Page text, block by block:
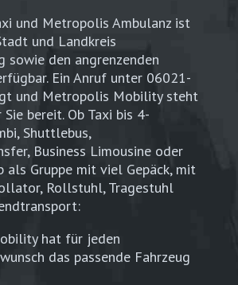
und Metropolis Ambulanz ist
und Landkreis
sowie den angrenzenden
Ein Anruf unter 06021-
und Metropolis Mobility steht
bereit. Ob Taxi bis 4-
Shuttlebus,
Business Limousine oder
als Gruppe mit viel Gepäck, mit
Rollstuhl, Tragestuhl
hat für jeden
das passende Fahrzeug